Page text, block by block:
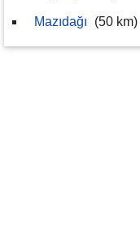
Mazıdağı (50 km)